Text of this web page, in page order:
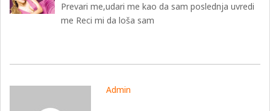
Prevari me,udari me kao da sam poslednja uvredi
me Reci mi da loša sam
Admin